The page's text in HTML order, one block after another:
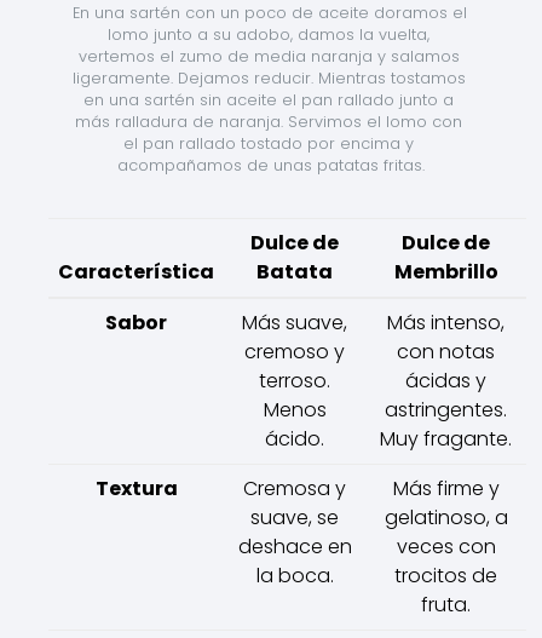
En una sartén con un poco de aceite doramos el
lomo junto a su adobo, damos la vuelta,
vertemos el zumo de media naranja y salamos
ligeramente. Dejamos reducir. Mientras tostamos
en una sartén sin aceite el pan rallado junto a
más ralladura de naranja. Servimos el lomo con
el pan rallado tostado por encima y
acompañamos de unas patatas fritas.
Característica
Dulce de
Batata
Dulce de
Membrillo
Sabor
Más suave,
cremoso y
terroso.
Menos
ácido.
Más intenso,
con notas
ácidas y
astringentes.
Muy fragante.
Textura
Cremosa y
suave, se
deshace en
la boca.
Más firme y
gelatinoso, a
veces con
trocitos de
fruta.